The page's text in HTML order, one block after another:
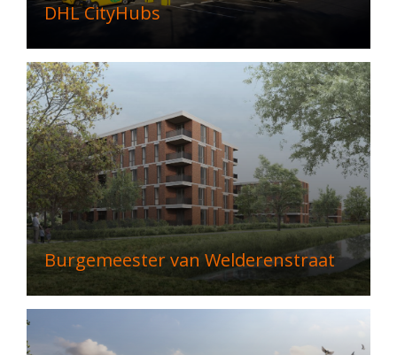
DHL CityHubs
Burgemeester van Welderenstraat